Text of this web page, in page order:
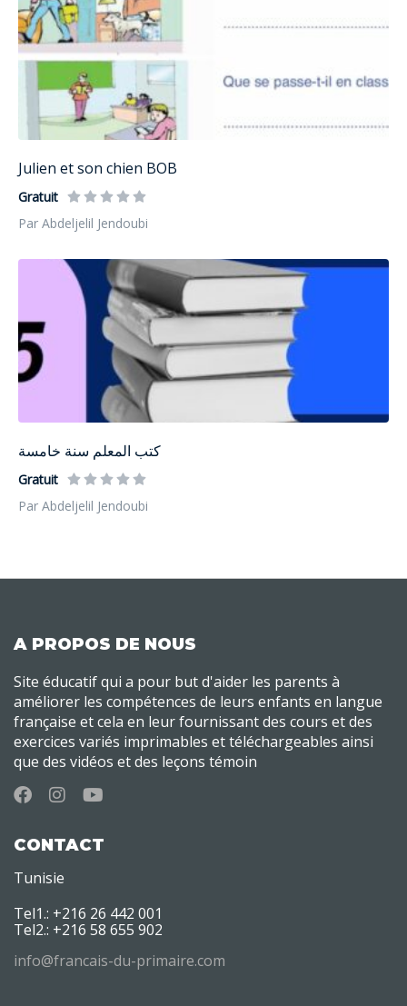
Julien et son chien BOB
Gratuit
Par Abdeljelil Jendoubi
كتب المعلم سنة خامسة
Gratuit
Par Abdeljelil Jendoubi
A PROPOS DE NOUS
Site éducatif qui a pour but d'aider les parents à
améliorer les compétences de leurs enfants en langue
française et cela en leur fournissant des cours et des
exercices variés imprimables et téléchargeables ainsi
que des vidéos et des leçons témoin
CONTACT
Tunisie
Tel1.: +216 26 442 001
Tel2.: +216 58 655 902
info@francais-du-primaire.com